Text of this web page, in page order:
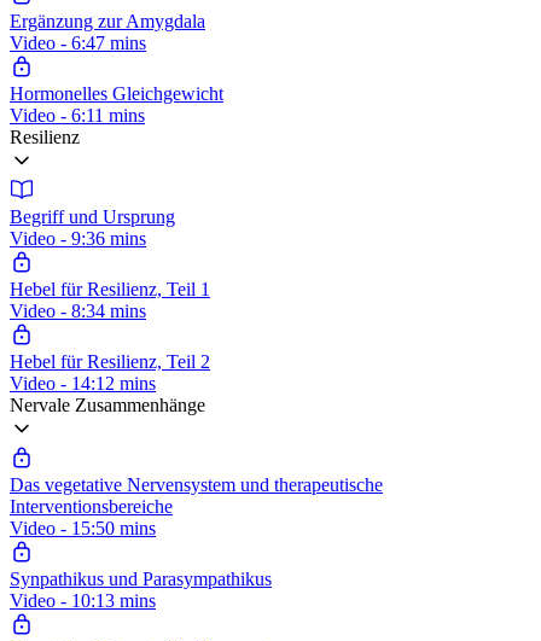
Ergänzung zur Amygdala
Video - 6:47 mins
Hormonelles Gleichgewicht
Video - 6:11 mins
Resilienz
Begriff und Ursprung
Video - 9:36 mins
Hebel für Resilienz, Teil 1
Video - 8:34 mins
Hebel für Resilienz, Teil 2
Video - 14:12 mins
Nervale Zusammenhänge
Das vegetative Nervensystem und therapeutische
Interventionsbereiche
Video - 15:50 mins
Synpathikus und Parasympathikus
Video - 10:13 mins